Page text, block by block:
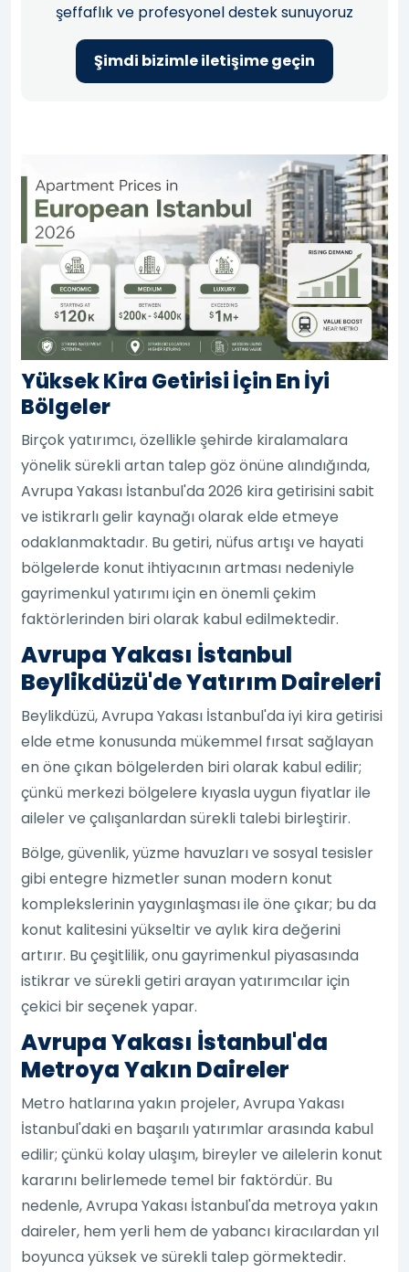
şeffaflık ve profesyonel destek sunuyoruz
Şimdi bizimle iletişime geçin
Yüksek Kira Getirisi İçin En İyi
Bölgeler
Birçok yatırımcı, özellikle şehirde kiralamalara
yönelik sürekli artan talep göz önüne alındığında,
Avrupa Yakası İstanbul'da 2026 kira getirisini sabit
ve istikrarlı gelir kaynağı olarak elde etmeye
odaklanmaktadır. Bu getiri, nüfus artışı ve hayati
bölgelerde konut ihtiyacının artması nedeniyle
gayrimenkul yatırımı için en önemli çekim
faktörlerinden biri olarak kabul edilmektedir.
Avrupa Yakası İstanbul
Beylikdüzü'de Yatırım Daireleri
Beylikdüzü, Avrupa Yakası İstanbul'da iyi kira getirisi
elde etme konusunda mükemmel fırsat sağlayan
en öne çıkan bölgelerden biri olarak kabul edilir;
çünkü merkezi bölgelere kıyasla uygun fiyatlar ile
aileler ve çalışanlardan sürekli talebi birleştirir.
Bölge, güvenlik, yüzme havuzları ve sosyal tesisler
gibi entegre hizmetler sunan modern konut
komplekslerinin yaygınlaşması ile öne çıkar; bu da
konut kalitesini yükseltir ve aylık kira değerini
artırır. Bu çeşitlilik, onu gayrimenkul piyasasında
istikrar ve sürekli getiri arayan yatırımcılar için
çekici bir seçenek yapar.
Avrupa Yakası İstanbul'da
Metroya Yakın Daireler
Metro hatlarına yakın projeler, Avrupa Yakası
İstanbul'daki en başarılı yatırımlar arasında kabul
edilir; çünkü kolay ulaşım, bireyler ve ailelerin konut
kararını belirlemede temel bir faktördür. Bu
nedenle, Avrupa Yakası İstanbul'da metroya yakın
daireler, hem yerli hem de yabancı kiracılardan yıl
boyunca yüksek ve sürekli talep görmektedir.